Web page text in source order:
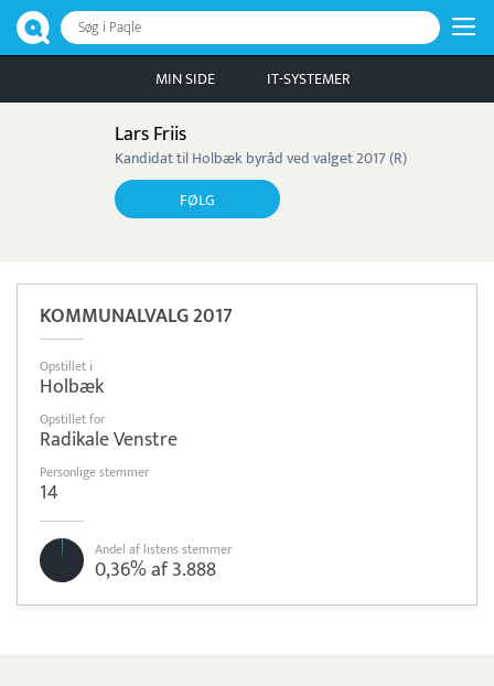
Søg i Paqle
MIN SIDE IT-SYSTEMER
Lars Friis
Kandidat til Holbæk byråd ved valget 2017 (R)
FØLG
KOMMUNALVALG 2017
Opstillet i
Holbæk
Opstillet for
Radikale Venstre
Personlige stemmer
14
Andel af listens stemmer
0,36% af 3.888